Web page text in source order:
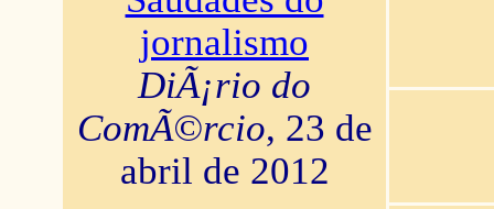
jornalismo
DiÃ¡rio do
ComÃ©rcio, 23 de
abril de 2012